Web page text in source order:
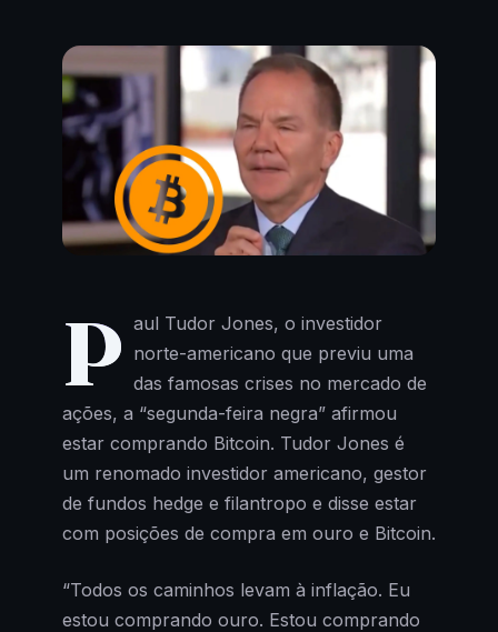
P aul Tudor Jones, o investidor
norte-americano que previu uma
das famosas crises no mercado de
ações, a “segunda-feira negra” afirmou
estar comprando Bitcoin. Tudor Jones é
um renomado investidor americano, gestor
de fundos hedge e filantropo e disse estar
com posições de compra em ouro e Bitcoin.
“Todos os caminhos levam à inflação. Eu
estou comprando ouro. Estou comprando